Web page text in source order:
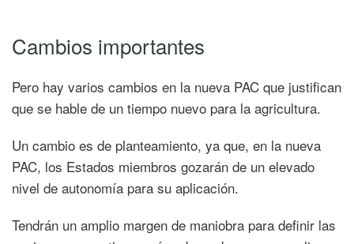
Cambios importantes
Pero hay varios cambios en la nueva PAC que justifican
que se hable de un tiempo nuevo para la agricultura.
Un cambio es de planteamiento, ya que, en la nueva
PAC, los Estados miembros gozarán de un elevado
nivel de autonomía para su aplicación.
Tendrán un amplio margen de maniobra para definir las